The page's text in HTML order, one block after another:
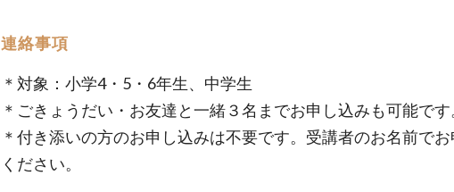
連絡事項
＊対象：小学4・5・6年生、中学生
＊ごきょうだい・お友達と一緒３名までお申し込みも可能です
＊付き添いの方のお申し込みは不要です。受講者のお名前で
ください。